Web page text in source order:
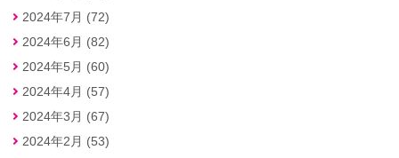
2024年7月 (72)
2024年6月 (82)
2024年5月 (60)
2024年4月 (57)
2024年3月 (67)
2024年2月 (53)